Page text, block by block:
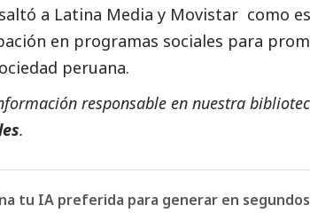
a Latina Media y Movistar como
en programas sociales para
peruana.
responsable en nuestra
.
tu IA preferida para generar en